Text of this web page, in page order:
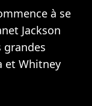
à se
Jackson
grandes
et Whitney